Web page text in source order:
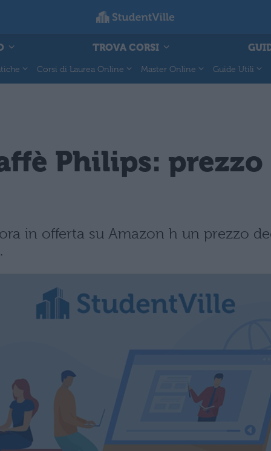
TROVA CORSI
Corsi di Laurea Online Master Online Guide Utili
Philips: prezzo
in offerta su Amazon h un prezzo